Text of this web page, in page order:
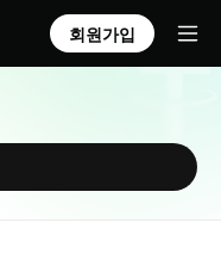
회원가입